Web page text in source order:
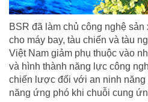
BSR đã làm chủ công nghệ
cho máy bay, tàu chiến và tàu
Việt Nam giảm phụ thuộc vào
và hình thành năng lực công
chiến lược đối với an ninh
năng ứng phó khi chuỗi cung